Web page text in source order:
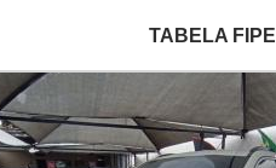
TABELA FIPE